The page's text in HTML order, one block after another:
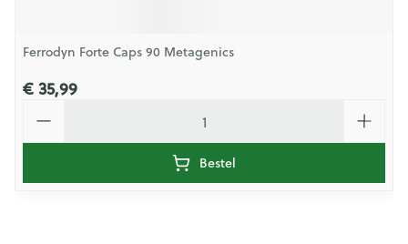
Ferrodyn Forte Caps 90 Metagenics
€ 35,99
Bestel